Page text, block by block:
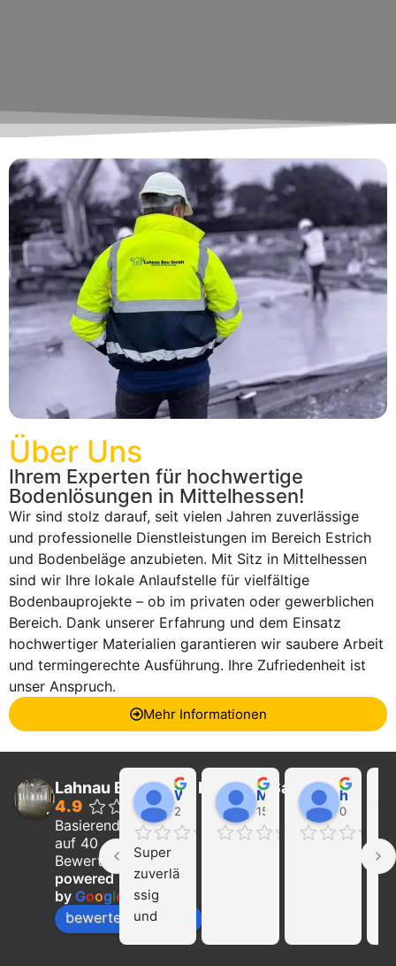
Über Uns
Ihrem Experten für hochwertige
Bodenlösungen in Mittelhessen!
Wir sind stolz darauf, seit vielen Jahren zuverlässige
und professionelle Dienstleistungen im Bereich Estrich
und Bodenbeläge anzubieten. Mit Sitz in Mittelhessen
sind wir Ihre lokale Anlaufstelle für vielfältige
Bodenbauprojekte – ob im privaten oder gewerblichen
Bereich. Dank unserer Erfahrung und dem Einsatz
hochwertiger Materialien garantieren wir saubere Arbeit
und termingerechte Ausführung. Ihre Zufriedenheit ist
unser Anspruch.
Mehr Informationen
Lahnau Bau GmbH Estrich & Sanierung
4.9
Basierend
auf 40
Bewertungen
powered
by Google
bewerte uns auf
Walter Wider
22:21 01 Feb 24
Super
zuverlä
ssig
und
Marcel Becker
15:39 31 Jan 24
hayat Nikolaeva
00:29 16